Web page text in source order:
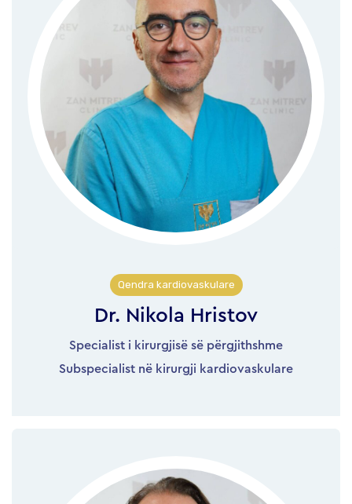
Qendra kardiovaskulare
Dr. Nikola Hristov
Specialist i kirurgjisë së përgjithshme
Subspecialist në kirurgji kardiovaskulare